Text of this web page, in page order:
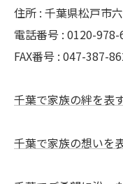
住所 : 千葉県松戸市
電話番号 : 0120-978-
FAX番号 : 047-387-
千葉で家族の絆を表
千葉で家族の想いを